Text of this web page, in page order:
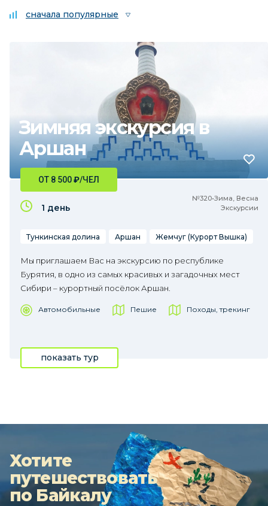
сначала популярные
Зимняя экскурсия в
Аршан
№320•Зима, Весна
Экскурсии
ОТ 8 500₽/ЧЕЛ
1 день
Тункинская долина Аршан Жемчуг (Курорт Вышка)
Мы приглашаем Вас на экскурсию по республике
Бурятия, в одно из самых красивых и загадочных мест
Сибири – курортный посёлок Аршан.
Автомобильные Пешие Походы, трекинг
показать тур
Хотите
путешествовать
по Байкалу